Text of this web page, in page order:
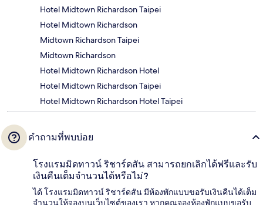
Hotel Midtown Richardson Taipei
Hotel Midtown Richardson
Midtown Richardson Taipei
Midtown Richardson
Hotel Midtown Richardson Hotel
Hotel Midtown Richardson Taipei
Hotel Midtown Richardson Hotel Taipei
คำถามที่พบบ่อย
โรงแรมมิดทาวน์ ริชาร์ดสัน สามารถยกเลิกได้ฟรีและรับ
เงินคืนเต็มจำนวนได้หรือไม่?
ได้ โรงแรมมิดทาวน์ ริชาร์ดสัน มีห้องพักแบบขอรับเงินคืนได้เต็ม
จำนวนให้จองบนเว็บไซต์ของเรา หากคุณจองห้องพักแบบขอรับ